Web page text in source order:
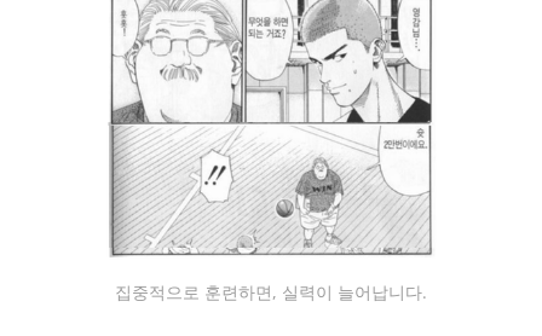
집중적으로 훈련하면, 실력이 늘어납니다.